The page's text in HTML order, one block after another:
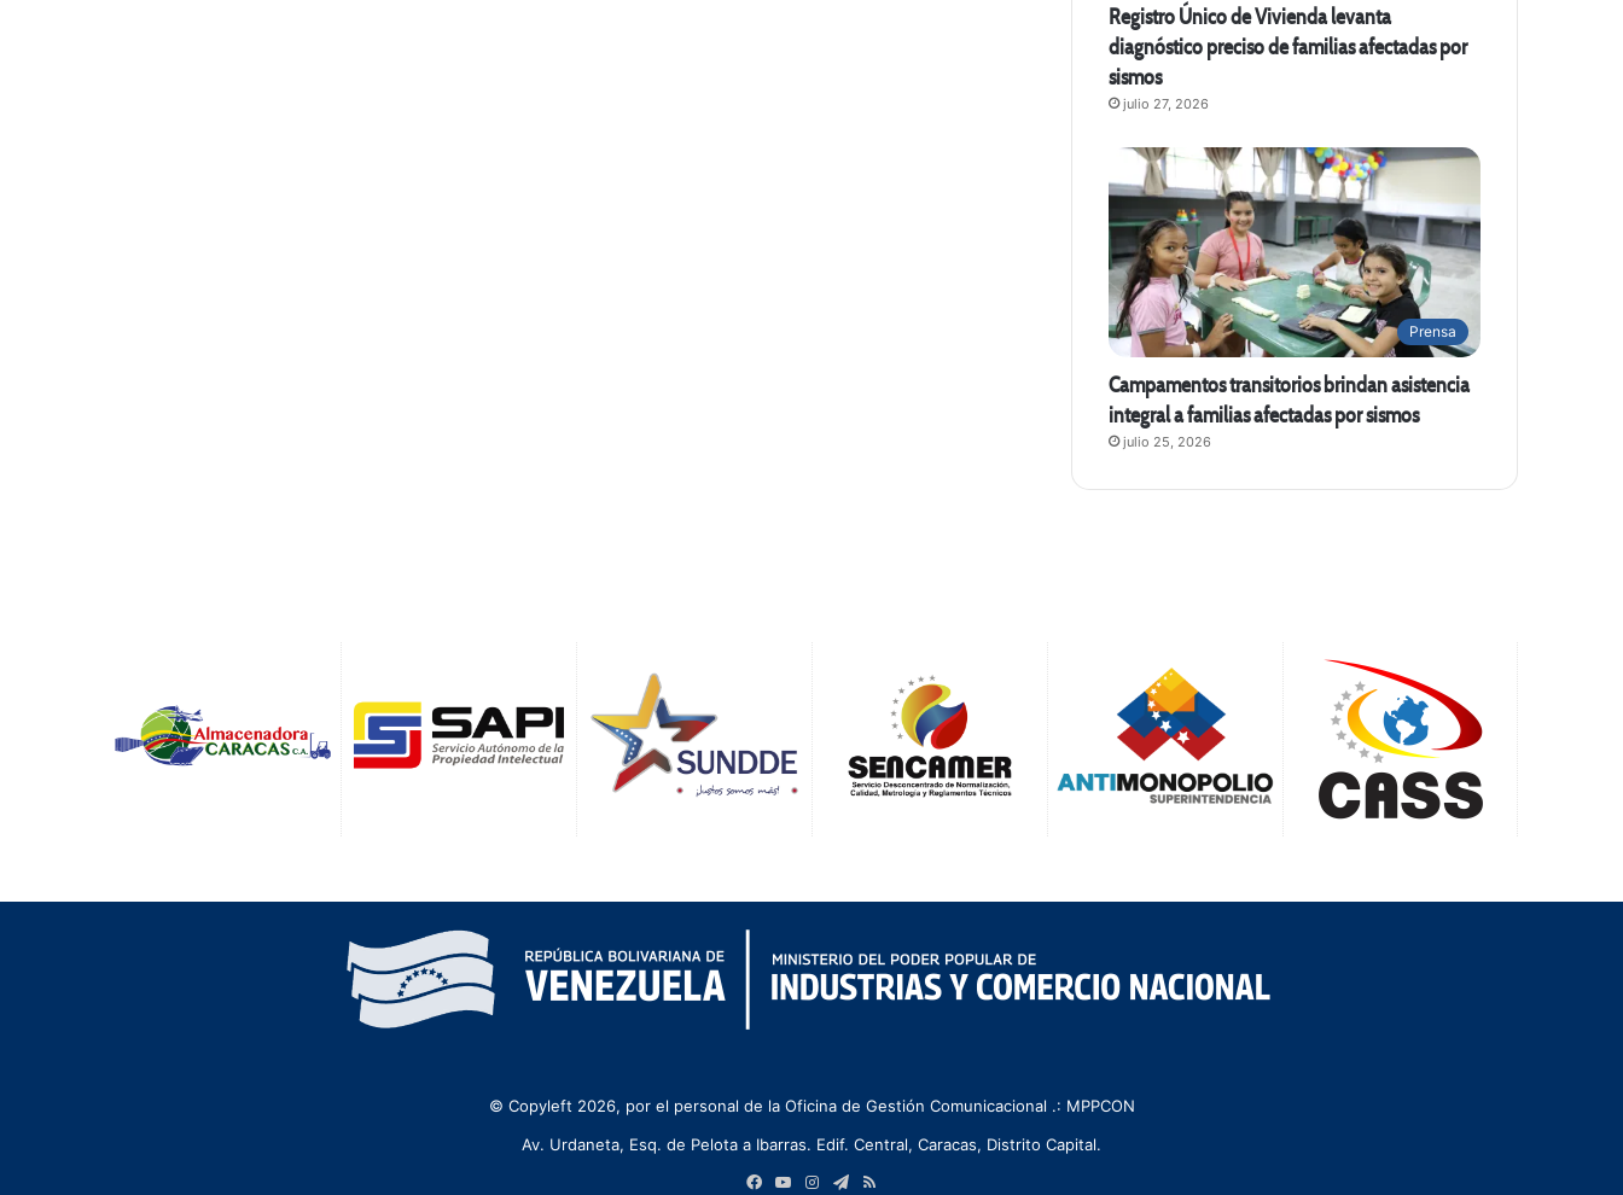
Registro Único de Vivienda levanta
diagnóstico preciso de familias afectadas por
sismos
julio 27, 2026
Prensa
Campamentos transitorios brindan asistencia
integral a familias afectadas por sismos
julio 25, 2026
© Copyleft 2026, por el personal de la Oficina de Gestión Comunicacional .: MPPCON
Av. Urdaneta, Esq. de Pelota a Ibarras. Edif. Central, Caracas, Distrito Capital.
Facebook
YouTubeInstagram
Telegram